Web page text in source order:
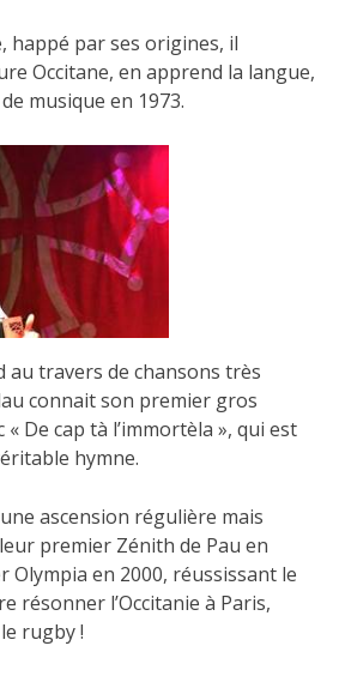
happé par ses origines, il
Occitane, en apprend la langue,
musique en 1973.
au travers de chansons très
connait son premier gros
« De cap tà l’immortèla », qui est
hymne.
ascension régulière mais
premier Zénith de Pau en
Olympia en 2000, réussissant le
résonner l’Occitanie à Paris,
rugby !